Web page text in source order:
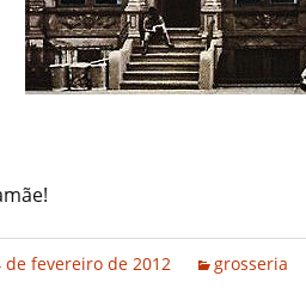
de fevereiro de 2012 grosseria